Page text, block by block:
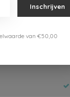
Inschrijven
van €50,00